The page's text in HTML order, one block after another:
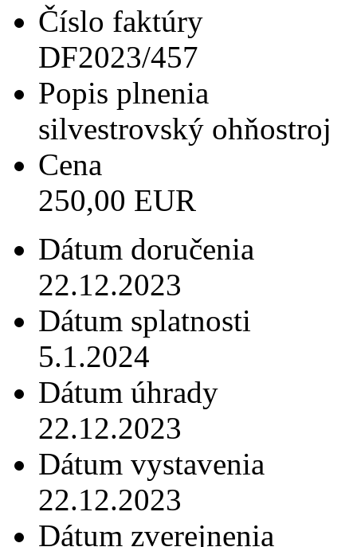
Číslo faktúry
DF2023/457
Popis plnenia
silvestrovský ohňostroj
Cena
250,00 EUR
Dátum doručenia
22.12.2023
Dátum splatnosti
5.1.2024
Dátum úhrady
22.12.2023
Dátum vystavenia
22.12.2023
Dátum zverejnenia